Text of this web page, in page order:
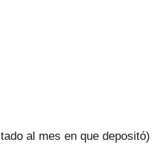
al mes en que depositó)